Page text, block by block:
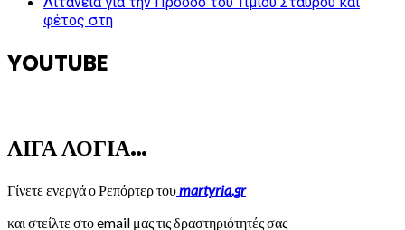
φέτος στη
YOUTUBE
ΛΙΓΑ ΛΟΓΙΑ…
Γίνετε ενεργά ο Ρεπόρτερ τουmartyria.gr
και στείλτε στο email μας τις δραστηριότητές σας